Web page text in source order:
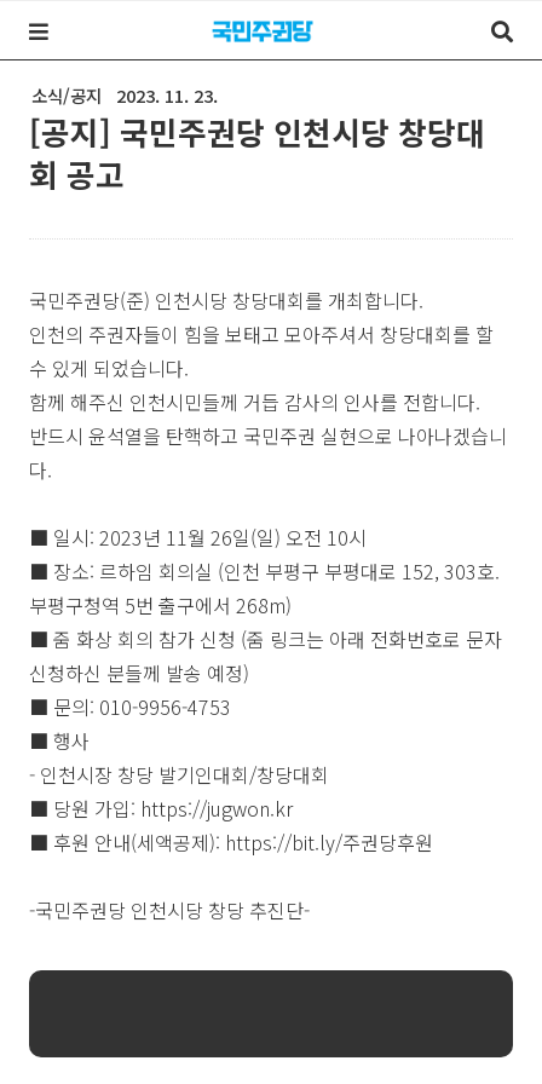
소식/공지 2023. 11. 23.
[공지] 국민주권당 인천시당 창당대
회 공고
국민주권당(준) 인천시당 창당대회를 개최합니다.
인천의 주권자들이 힘을 보태고 모아주셔서 창당대회를 할
수 있게 되었습니다.
함께 해주신 인천시민들께 거듭 감사의 인사를 전합니다.
반드시 윤석열을 탄핵하고 국민주권 실현으로 나아나겠습니
다.
■ 일시: 2023년 11월 26일(일) 오전 10시
■ 장소: 르하임 회의실 (인천 부평구 부평대로 152, 303호.
부평구청역 5번 출구에서 268m)
■ 줌 화상 회의 참가 신청 (줌 링크는 아래 전화번호로 문자
신청하신 분들께 발송 예정)
■ 문의: 010-9956-4753
■ 행사
- 인천시장 창당 발기인대회/창당대회
■ 당원 가입: https://jugwon.kr
■ 후원 안내(세액공제): https://bit.ly/주권당후원
-국민주권당 인천시당 창당 추진단-